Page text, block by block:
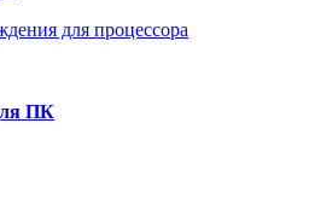
для процессора
ПК